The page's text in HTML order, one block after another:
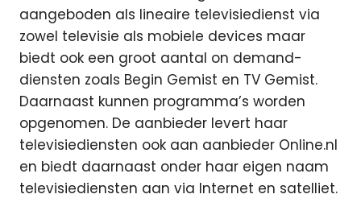
aangeboden als lineaire televisiedienst via
zowel televisie als mobiele devices maar
biedt ook een groot aantal on demand-
diensten zoals Begin Gemist en TV Gemist.
Daarnaast kunnen programma’s worden
opgenomen. De aanbieder levert haar
televisiediensten ook aan aanbieder Online.nl
en biedt daarnaast onder haar eigen naam
televisiediensten aan via Internet en satelliet.